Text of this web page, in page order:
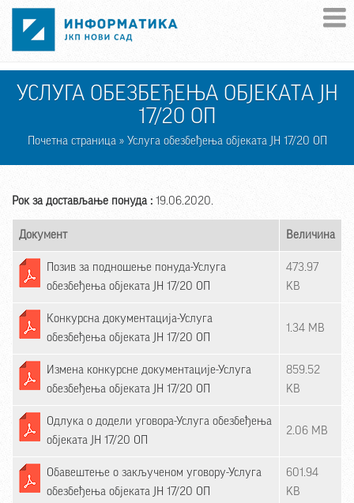
Skip to main content
УСЛУГА ОБЕЗБЕЂЕЊА ОБЈЕКАТА ЈН
17/20 ОП
Почетна страница» Услуга обезбеђења објеката ЈН 17/20 ОП
Рок за достављање понуда : 19.06.2020.
Документ Величина
Позив за подношење понуда-Услуга
обезбеђења објеката ЈН 17/20 ОП
473.97
KB
Конкурсна документација-Услуга
обезбеђења објеката ЈН 17/20 ОП
1.34 MB
Измена конкурсне документације-Услуга
обезбеђења објеката ЈН 17/20 ОП
859.52
KB
Одлука о додели уговора-Услуга обезбеђења
објеката ЈН 17/20 ОП
2.06 MB
Обавештење о закљученом уговору-Услуга
обезбеђења објеката ЈН 17/20 ОП
601.94
KB